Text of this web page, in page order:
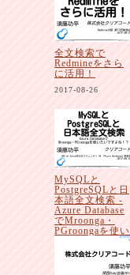
全文検索で
Redmineをさら
に活用！
2017-08-26
MySQLと
PostgreSQLと日
本語全文検索 -
Azure Database
でMroonga・
PGroongaを使い
ね！？